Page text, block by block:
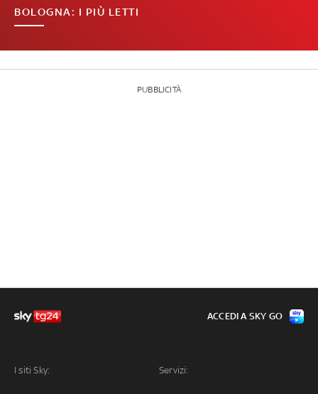
BOLOGNA: I PIÙ LETTI
PUBBLICITÀ
I siti Sky: Servizi:
ACCEDI A SKY GO